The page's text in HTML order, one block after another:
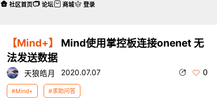
【Mind+】
Mind使用掌控板连接onenet 无
法发送数据
天狼皓月 2020.07.07 0
#Mind+ #求助问答
社区首页 论坛 商城 登录